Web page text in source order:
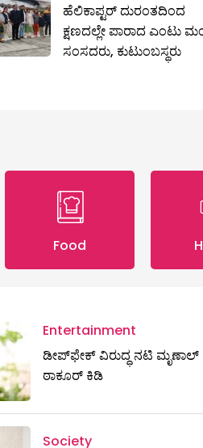
ಹೆಲಿಕಾಪ್ಟರ್ ದುರಂತದಿಂದ
ಕ್ಷಣದಲ್ಲೇ ಪಾರಾದ ಎಂಟು
ಸಂಸದರು, ಕುಟುಂಬಸ್ಥರು
Food
Entertainment
ಡೀಪ್‌ಫೇಕ್ ವಿರುದ್ಧ ನಟಿ ಮೃಣಾಲ್
ಠಾಕೂರ್ ಕಿಡಿ
Society